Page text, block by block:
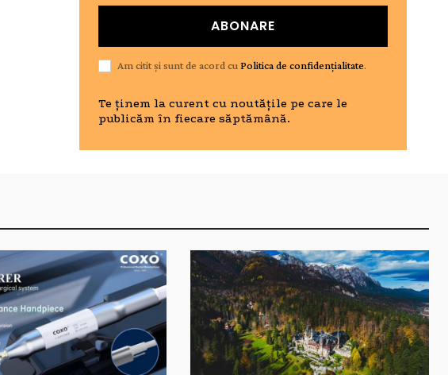
ABONARE
Am citit și sunt de acord cuPolitica de confidențialitate.
Te ținem la curent cu noutățile pe care le
publicăm în fiecare săptămână.